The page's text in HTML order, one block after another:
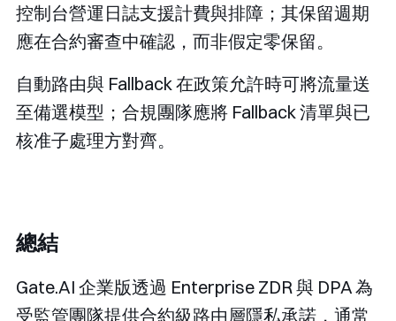
控制台營運日誌支援計費與排障；其保留週期
應在合約審查中確認，而非假定零保留。
自動路由與 Fallback 在政策允許時可將流量送
至備選模型；合規團隊應將 Fallback 清單與已
核准子處理方對齊。
總結
Gate.AI 企業版透過 Enterprise ZDR 與 DPA 為
受監管團隊提供合約級路由層隱私承諾，通常